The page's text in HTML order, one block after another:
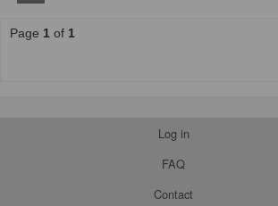
Page 1 of 1
Log in
FAQ
Contact